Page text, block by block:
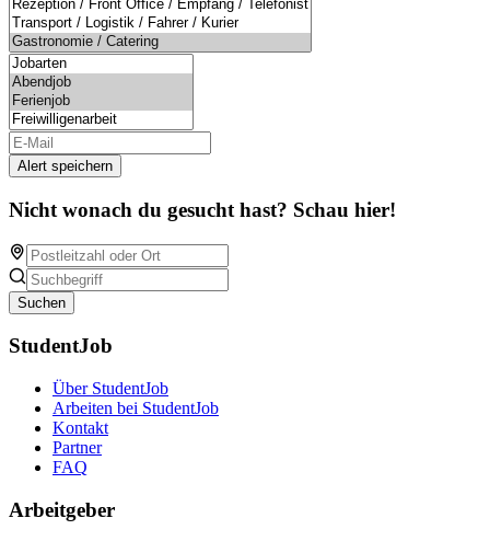
Alert speichern
Nicht wonach du gesucht hast? Schau hier!
Suchen
StudentJob
Über StudentJob
Arbeiten bei StudentJob
Kontakt
Partner
FAQ
Arbeitgeber